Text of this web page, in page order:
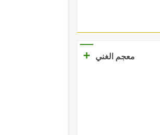
معجم الغني +